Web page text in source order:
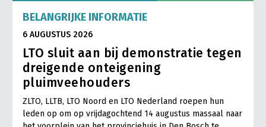
BELANGRIJKE INFORMATIE
6 AUGUSTUS 2026
LTO sluit aan bij demonstratie tegen
dreigende onteigening
pluimveehouders
ZLTO, LLTB, LTO Noord en LTO Nederland roepen hun
leden op om op vrijdagochtend 14 augustus massaal naar